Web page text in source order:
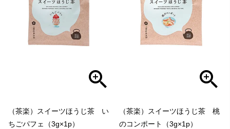
（茶楽）スイーツほうじ茶 い
ちごパフェ（3g×1p）
（茶楽）スイーツほうじ茶 桃
のコンポート（3g×1p）